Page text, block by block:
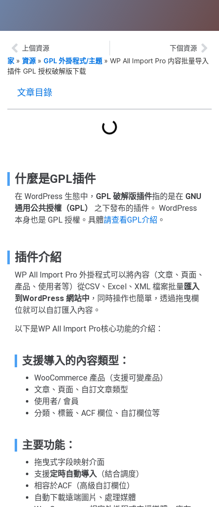
上個資源 下個資源
家 » 資源 » GPL 外掛程式/主題 » WP All Import Pro 内容批量导入
插件 GPL 授权破解版下载
文章目錄
什麼是GPL插件
在 WordPress 生態中， GPL 破解版插件指的是在 GNU
通用公共授權（GPL）
之下發布的插件。 WordPress
本身也是 GPL 授權。具體請查看GPL介紹 。
插件介紹
WP All Import Pro 外掛程式可以將內容（文章、頁面、
產品、使用者等）從CSV、Excel、XML 檔案批量 匯入
到WordPress 網站中 ，同時操作也簡單，透過拖曳欄
位就可以自訂匯入內容。
以下是WP All Import Pro核心功能的介紹：
支援導入的內容類型：
WooCommerce 產品（支援可變產品）
文章、頁面、自訂文章類型
使用者/ 會員
分類、標籤、ACF 欄位、自訂欄位等
主要功能：
拖曳式字段映射介面
支援定時自動導入 （結合調度）
相容於ACF（高級自訂欄位）
自動下載遠端圖片、處理媒體